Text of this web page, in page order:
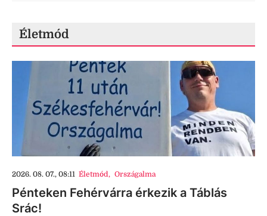
Életmód
2026. 08. 07., 08:11 Életmód, Országalma
Pénteken Fehérvárra érkezik a Táblás
Srác!